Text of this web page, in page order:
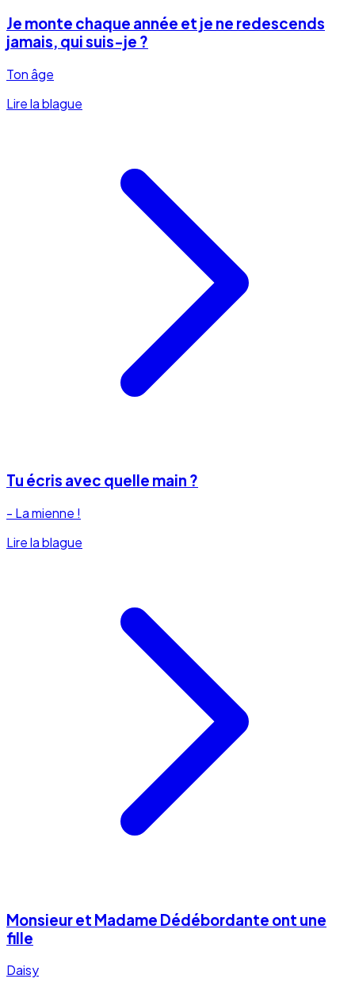
Je monte chaque année et je ne redescends
jamais, qui suis-je ?
Ton âge
Lire la blague
Tu écris avec quelle main ?
- La mienne !
Lire la blague
Monsieur et Madame Dédébordante ont une
fille
Daisy